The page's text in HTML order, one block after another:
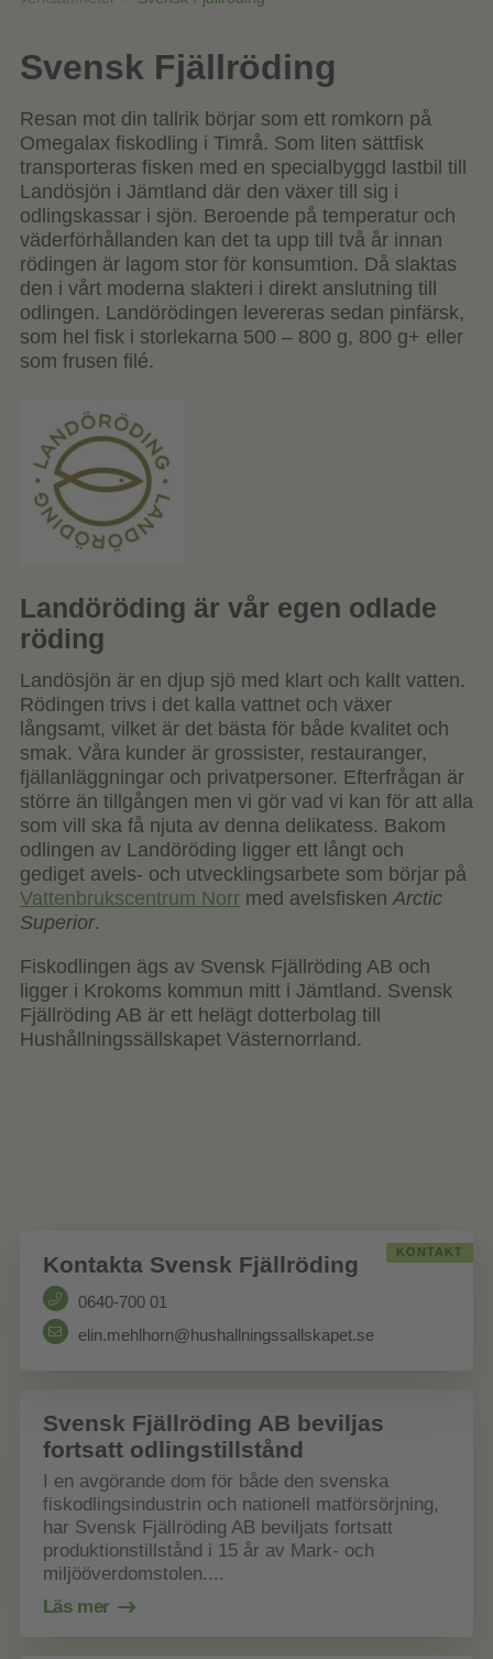
Svensk Fjällröding
Resan mot din tallrik börjar som ett romkorn på
Omegalax fiskodling i Timrå. Som liten sättfisk
transporteras fisken med en specialbyggd lastbil till
Landösjön i Jämtland där den växer till sig i
odlingskassar i sjön. Beroende på temperatur och
väderförhållanden kan det ta upp till två år innan
rödingen är lagom stor för konsumtion. Då slaktas
den i vårt moderna slakteri i direkt anslutning till
odlingen. Landörödingen levereras sedan pinfärsk,
som hel fisk i storlekarna 500 – 800 g, 800 g+ eller
som frusen filé.
Landöröding är vår egen odlade
röding
Landösjön är en djup sjö med klart och kallt vatten.
Rödingen trivs i det kalla vattnet och växer
långsamt, vilket är det bästa för både kvalitet och
smak. Våra kunder är grossister, restauranger,
fjällanläggningar och privatpersoner. Efterfrågan är
större än tillgången men vi gör vad vi kan för att alla
som vill ska få njuta av denna delikatess. Bakom
odlingen av Landöröding ligger ett långt och
gediget avels- och utvecklingsarbete som börjar på
Vattenbrukscentrum Norr med avelsfiskenArctic
Superior.
Fiskodlingen ägs av Svensk Fjällröding AB och
ligger i Krokoms kommun mitt i Jämtland. Svensk
Fjällröding AB är ett helägt dotterbolag till
Hushållningssällskapet Västernorrland.
KONTAKT
Kontakta Svensk Fjällröding
0640-700 01
elin.mehlhorn@hushallningssallskapet.se
Svensk Fjällröding AB beviljas
fortsatt odlingstillstånd
I en avgörande dom för både den svenska
fiskodlingsindustrin och nationell matförsörjning,
har Svensk Fjällröding AB beviljats fortsatt
produktionstillstånd i 15 år av Mark- och
miljööverdomstolen....
Läs mer